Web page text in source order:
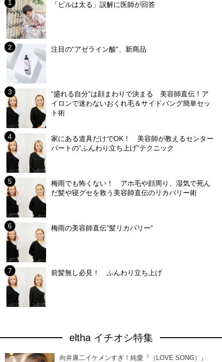
「ピルは太る」誤解に医師が回答
注目の“アゼライン酸”、新商品
“盛れる自分”は顔まわりで決まる 美容師直伝！ア
イロンで迷わないおくれ毛＆サイドバング簡単セッ
ト術
家にある道具だけでOK！ 美容師が教えるセンター
パートの”ふんわり立ち上げ”テクニック
梅雨でも怖くない！ アホ毛や顔周り、湿気で死ん
だ髪や寝グセを救う美容師直伝のリカバリー術
梅雨の美容師直伝”髪リカバリー”
前髪無し必見！ ふんわり立ち上げ
eltha イチオシ特集
向井康二イケメンすぎ！純愛『（LOVE SONG）』